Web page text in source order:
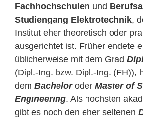
Fachhochschulen und
Studiengang Elektrotechnik,
Institut eher theoretisch oder
ausgerichtet ist. Früher endete
üblicherweise mit dem Grad
(Dipl.-Ing. bzw. Dipl.-Ing. (FH)),
dem Bachelor oder Master of
Engineering. Als höchsten
gibt es noch den eher seltenen